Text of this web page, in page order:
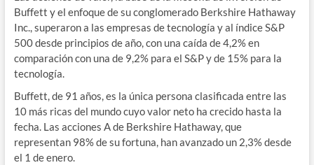
Buffett y el enfoque de su conglomerado Berkshire Hathaway
Inc., superaron a las empresas de tecnología y al índice S&P
500 desde principios de año, con una caída de 4,2% en
comparación con una de 9,2% para el S&P y de 15% para la
tecnología.
Buffett, de 91 años, es la única persona clasificada entre las
10 más ricas del mundo cuyo valor neto ha crecido hasta la
fecha. Las acciones A de Berkshire Hathaway, que
representan 98% de su fortuna, han avanzado un 2,3% desde
el 1 de enero.